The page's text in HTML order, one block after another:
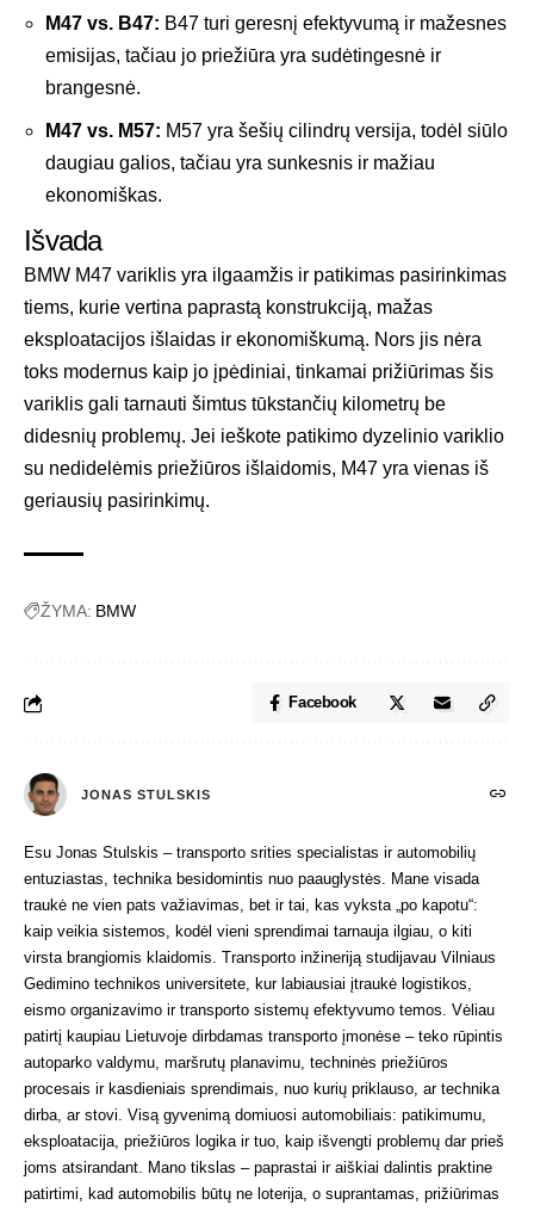
M47 vs. B47: B47 turi geresnį efektyvumą ir mažesnes
emisijas, tačiau jo priežiūra yra sudėtingesnė ir
brangesnė.
M47 vs. M57: M57 yra šešių cilindrų versija, todėl siūlo
daugiau galios, tačiau yra sunkesnis ir mažiau
ekonomiškas.
Išvada
BMW M47 variklis yra ilgaamžis ir patikimas pasirinkimas
tiems, kurie vertina paprastą konstrukciją, mažas
eksploatacijos išlaidas ir ekonomiškumą. Nors jis nėra
toks modernus kaip jo įpėdiniai, tinkamai prižiūrimas šis
variklis gali tarnauti šimtus tūkstančių kilometrų be
didesnių problemų. Jei ieškote patikimo dyzelinio variklio
su nedidelėmis priežiūros išlaidomis, M47 yra vienas iš
geriausių pasirinkimų.
ŽYMA: BMW
Facebook
JONAS STULSKIS
Esu Jonas Stulskis – transporto srities specialistas ir automobilių
entuziastas, technika besidomintis nuo paauglystės. Mane visada
traukė ne vien pats važiavimas, bet ir tai, kas vyksta „po kapotu“:
kaip veikia sistemos, kodėl vieni sprendimai tarnauja ilgiau, o kiti
virsta brangiomis klaidomis. Transporto inžineriją studijavau Vilniaus
Gedimino technikos universitete, kur labiausiai įtraukė logistikos,
eismo organizavimo ir transporto sistemų efektyvumo temos. Vėliau
patirtį kaupiau Lietuvoje dirbdamas transporto įmonėse – teko rūpintis
autoparko valdymu, maršrutų planavimu, techninės priežiūros
procesais ir kasdieniais sprendimais, nuo kurių priklauso, ar technika
dirba, ar stovi. Visą gyvenimą domiuosi automobiliais: patikimumu,
eksploatacija, priežiūros logika ir tuo, kaip išvengti problemų dar prieš
joms atsirandant. Mano tikslas – paprastai ir aiškiai dalintis praktine
patirtimi, kad automobilis būtų ne loterija, o suprantamas, prižiūrimas